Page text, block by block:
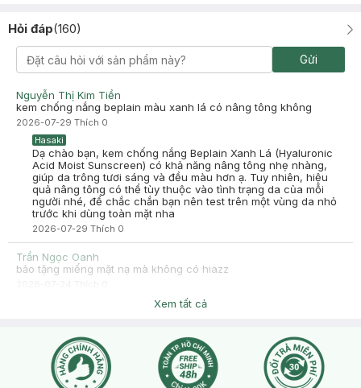
Võ Thí Tú Nguyên
Dạ cho hỏi kem này bà bầu dùng được không ạ
Hasaki -2025-09-21
Hasaki xin chào! Hasaki cảm ơn Võ Thí Tú Nguyên đã dành
thời gian đánh giá. Sự hài lòng của khách hàng là động lực to
lớn để Hasaki ngày càng phát triển hơn nữa về chất lượng
dịch vụ. Cảm ơn bạn đã tin tưởng và mua sắm tại Hasaki!
Hỏi đáp(160)
Gửi
Nguyễn Thị Kim Tiền
kem chống nắng beplain màu xanh lá có nâng tông không
2026-07-29 Thích 0
Hasaki
Dạ chào bạn, kem chống nắng Beplain Xanh Lá (Hyaluronic
Acid Moist Sunscreen) có khả năng nâng tông nhẹ nhàng,
giúp da trông tươi sáng và đều màu hơn ạ. Tuy nhiên, hiệu
quả nâng tông có thể tùy thuộc vào tình trạng da của mỗi
người nhé, để chắc chắn bạn nên test trên một vùng da nhỏ
trước khi dùng toàn mặt nha
2026-07-29 Thích 0
Trần Ngọc Oanh
bảo tặng miếng mặt nạ mà không có hiazz
Đơn với trị giá 0đ, bạn có thể cân nhắc thêm trước khi xác
nhận đặt đơn ạ
2026-07-25Thích
Xem tất cả